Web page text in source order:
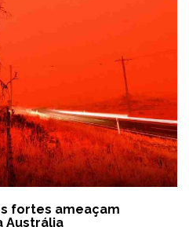
fortes ameaçam
Austrália